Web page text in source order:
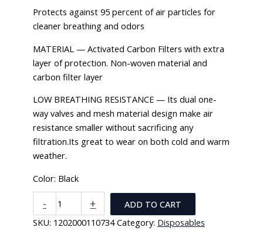
Protects against 95 percent of air particles for
cleaner breathing and odors
MATERIAL — Activated Carbon Filters with extra
layer of protection. Non-woven material and
carbon filter layer
LOW BREATHING RESISTANCE — Its dual one-
way valves and mesh material design make air
resistance smaller without sacrificing any
filtration.Its great to wear on both cold and warm
weather.
Color: Black
-
KN95
Face
+
ADD TO CART
SKU: 1202000110734 Category: Disposables